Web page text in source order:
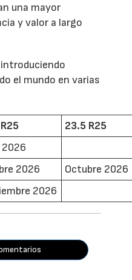
una mayor
y valor a largo
el mundo en varias
23.5 R25
2026
2026
Octubre 2026
2026